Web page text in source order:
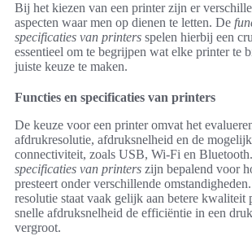
Bij het kiezen van een printer zijn er
aspecten waar men op dienen te letten. De
specificaties van printers spelen hierbij een
essentieel om te begrijpen wat elke printer te
juiste keuze te maken.
Functies en specificaties van printers
De keuze voor een printer omvat het
afdrukresolutie, afdruksnelheid en de
connectiviteit, zoals USB, Wi-Fi en
specificaties van printers zijn bepalend voor
presteert onder verschillende
resolutie staat vaak gelijk aan betere kwaliteit
snelle afdruksnelheid de efficiëntie in een
vergroot.